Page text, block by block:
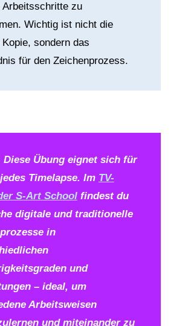
Arbeitsschrittezu
Wichtig ist nicht die
sondern das
für den Zeichenprozess.
Übung eignet sich für
Timelapse. Im TV-
S-Art Schoolfindest du
digitale und traditionelle
in
und
– ideal, um
Arbeitsweisen
und miteinander zu